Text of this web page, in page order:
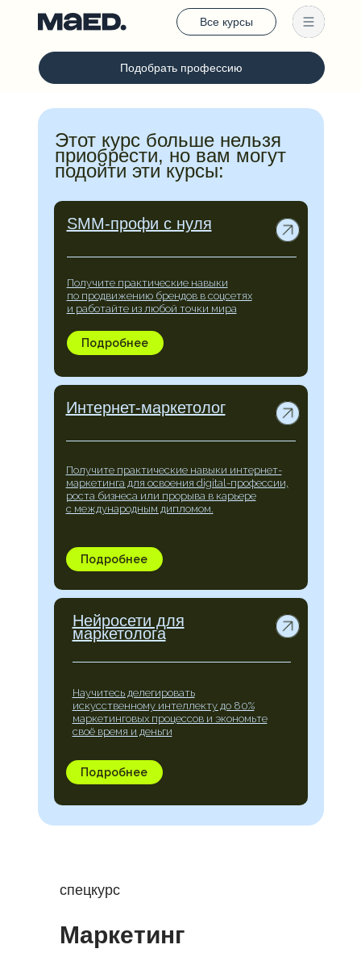
Все курсы
Подобрать профессию
Этот курс больше нельзя
приобрести, но вам могут
подойти эти курсы:
Интернет-маркетолог
Получите практические навыки интернет-
маркетинга для освоения digital-профессии,
роста бизнеса или прорыва в карьере
с международным дипломом.
Нейросети для
маркетолога
Подробнее
Научитесь делегировать
искусственному интеллекту до 80%
маркетинговых процессов и экономьте
своё время и деньги
Подробнее
SMM-профи с нуля
Получите практические навыки
по продвижению брендов в соцсетях
и работайте из любой точки мира
Подробнее
Маркетинг
спецкурс